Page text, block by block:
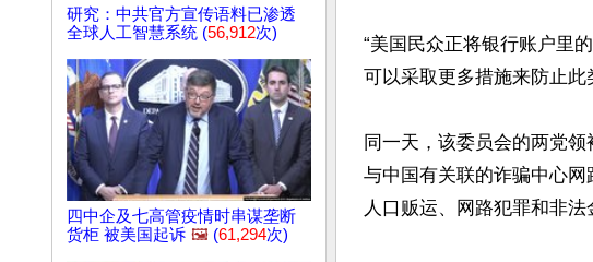
研究：中共官方宣传语料已渗透
全球人工智慧系统 (56,912次)
四中企及七高管疫情时串谋垄断
货柜 被美国起诉 🖼️ (61,294次)
“美国民众正将银行账户里
可以采取更多措施来防止此
同一天，该委员会的两党
与中国有关联的诈骗中心
人口贩运、网路犯罪和非法